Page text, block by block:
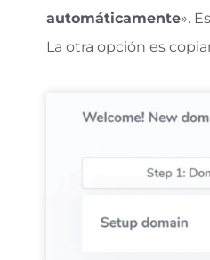
automáticamente».
La otra opción es